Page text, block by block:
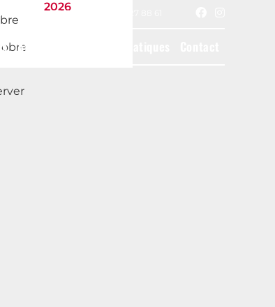
du Maine, 75014 Paris - 01 43 27 88 61
Ateliers Ados
2026